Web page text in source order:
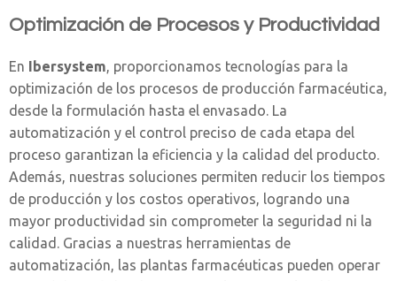
Optimización de Procesos y Productividad
En Ibersystem, proporcionamos tecnologías para la
optimización de los procesos de producción farmacéutica,
desde la formulación hasta el envasado. La
automatización y el control preciso de cada etapa del
proceso garantizan la eficiencia y la calidad del producto.
Además, nuestras soluciones permiten reducir los tiempos
de producción y los costos operativos, logrando una
mayor productividad sin comprometer la seguridad ni la
calidad. Gracias a nuestras herramientas de
automatización, las plantas farmacéuticas pueden operar